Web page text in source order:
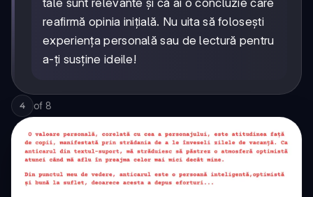
tale sunt relevante și că ai o concluzie care
reafirmă opinia inițială. Nu uita să folosești
experiența personală sau de lectură pentru
a-ți susține ideile!
4 of 8